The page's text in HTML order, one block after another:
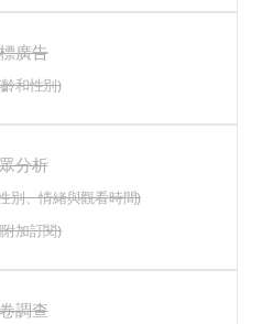
廣告
和性別)
分析
別、情緒與觀看時間)
加訂閱)
調查